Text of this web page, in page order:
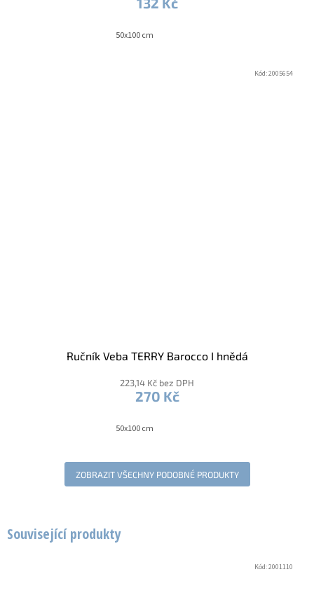
Související produkty
Kód:2001110
50x100 cm
Ručník Veba TERRY Barocco I hnědá
223,14 Kč bez DPH
270 Kč
50x100 cm
Kód:2005654
ZOBRAZIT VŠECHNY PODOBNÉ PRODUKTY